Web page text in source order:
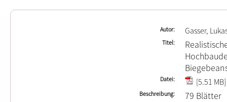
Autor Gasser,
Titel
Datei [5.51 MB]
Beschreibung 79 Blätter